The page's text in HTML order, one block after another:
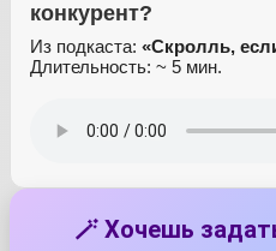
конкурент?
Из подкаста: «Скролль,
Длительность: ~ 5 мин.
🪄 Хочешь